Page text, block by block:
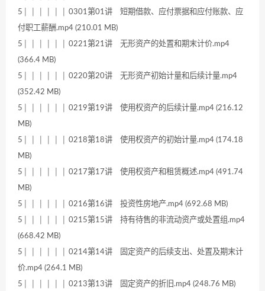
5│ │ │ │ │ │ 0301第01讲 短期借款、应付票据和应付账款、应
付职工薪酬.mp4 (210.01 MB)
5│ │ │ │ │ │ 0221第21讲 无形资产的处置和期末计价.mp4
(366.4 MB)
5│ │ │ │ │ │ 0220第20讲 无形资产初始计量和后续计量.mp4
(352.42 MB)
5│ │ │ │ │ │ 0219第19讲 使用权资产的后续计量.mp4 (216.12
MB)
5│ │ │ │ │ │ 0218第18讲 使用权资产的初始计量.mp4 (174.18
MB)
5│ │ │ │ │ │ 0217第17讲 使用权资产和租赁概述.mp4 (491.74
MB)
5│ │ │ │ │ │ 0216第16讲 投资性房地产.mp4 (692.68 MB)
5│ │ │ │ │ │ 0215第15讲 持有待售的非流动资产或处置组.mp4
(668.42 MB)
5│ │ │ │ │ │ 0214第14讲 固定资产的后续支出、处置及期末计
价.mp4 (264.1 MB)
5│ │ │ │ │ │ 0213第13讲 固定资产的折旧.mp4 (248.76 MB)